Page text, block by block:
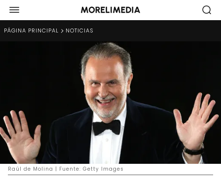
PÁGINA PRINCIPAL NOTICIAS
Raúl de Molina | Fuente: Getty Images